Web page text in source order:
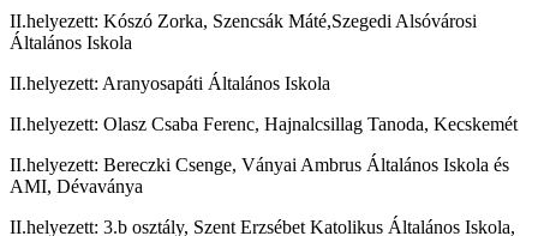
II.helyezett: Kószó Zorka, Szencsák Máté,Szegedi Alsóvárosi
Általános Iskola
II.helyezett: Aranyosapáti Általános Iskola
II.helyezett: Olasz Csaba Ferenc, Hajnalcsillag Tanoda, Kecskemét
II.helyezett: Bereczki Csenge, Ványai Ambrus Általános Iskola és
AMI, Dévaványa
II.helyezett: 3.b osztály, Szent Erzsébet Katolikus Általános Iskola,